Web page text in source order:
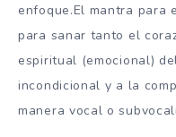
enfoque.El mantra para
para sanar tanto el
espiritual (emocional)
incondicional y a la
manera vocal o